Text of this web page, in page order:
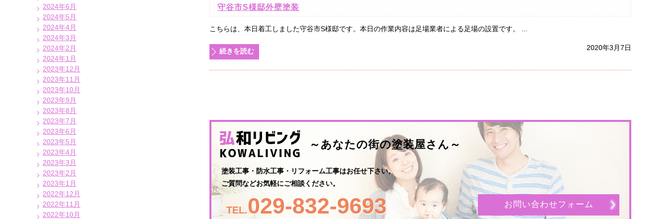
守谷市S様邸外壁塗装
こちらは、本日着工しました守谷市S様邸です。本日の作業内容は足場業者による足場の設置です。 ...
2020年3月7日
続きを読む
～あなたの街の塗装屋さん～
塗装工事・防水工事・リフォーム工事はお任せ下さい。
ご質問などお気軽にご相談ください。
TEL.029-832-9693 お問い合わせフォーム
2024年6月
2024年5月
2024年4月
2024年3月
2024年2月
2024年1月
2023年12月
2023年11月
2023年10月
2023年9月
2023年8月
2023年7月
2023年6月
2023年5月
2023年4月
2023年3月
2023年2月
2023年1月
2022年12月
2022年11月
2022年10月